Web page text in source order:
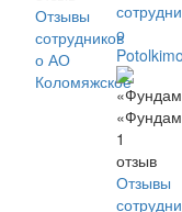
Отзывы
сотрудников
о АО
Коломяжское
о
1
отзыв
Отзывы